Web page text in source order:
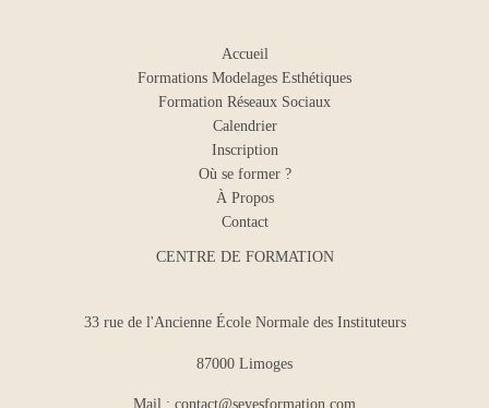
Accueil
Formations Modelages Esthétiques
Formation Réseaux Sociaux
Calendrier
Inscription
Où se former ?
À Propos
Contact
CENTRE DE FORMATION
33 rue de l'Ancienne École Normale des Instituteurs
87000 Limoges
Mail : contact@seyesformation.com